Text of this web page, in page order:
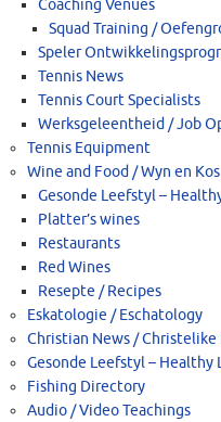
Coaching Venues
Squad Training /
Speler
Tennis News
Tennis Court Specialists
Werksgeleentheid / Job
Tennis Equipment
Wine and Food / Wyn en Kos
Gesonde Leefstyl –
Platter’s wines
Restaurants
Red Wines
Resepte / Recipes
Eskatologie / Eschatology
Christian News / Christelike
Gesonde Leefstyl – Healthy
Fishing Directory
Audio / Video Teachings